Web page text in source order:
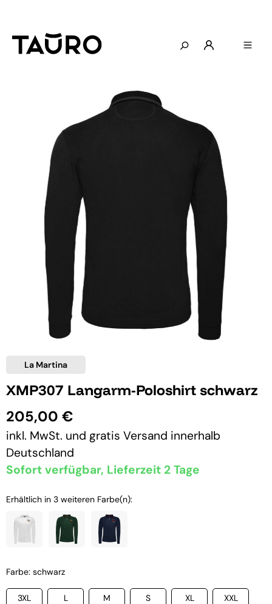
La Martina
XMP307 Langarm-Poloshirt schwarz
205,00 €
inkl. MwSt. und gratis Versand innerhalb
Deutschland
Sofort verfügbar, Lieferzeit 2 Tage
Erhältlich in 3 weiteren Farbe(n):
Farbe: schwarz
3XL L M S XL XXL